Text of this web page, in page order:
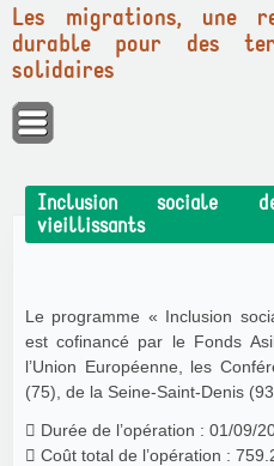
Panneau de gestion des cookies
Les migrations, une
durable pour des
solidaires
Inclusion sociale
vieillissants
Le programme « Inclusion
est cofinancé par le Fonds
l’Union Européenne, les
(75), de la Seine-Saint-Denis
 Durée de l’opération : 01/09/
 Coût total de l’opération :